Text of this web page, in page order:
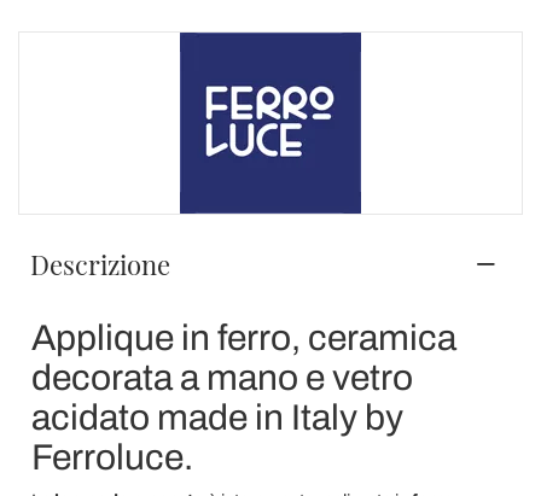
Descrizione
Applique in ferro, ceramica
decorata a mano e vetro
acidato made in Italy by
Ferroluce.